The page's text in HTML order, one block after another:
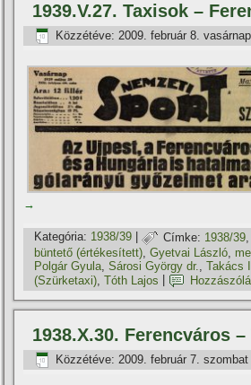
1939.V.27. Taxisok –
Közzétéve: 2009. február 8. vasárnap
→
Kategória: 1938/39 | Címke: 1938/39
büntető (értékesí­tett),Gyetvai László,
Polgár Gyula,Sárosi György dr.,Takács
(Szürketaxi) ,Tóth Lajos
1938.X.30. Ferencváros
Közzétéve: 2009. február 7. szombat